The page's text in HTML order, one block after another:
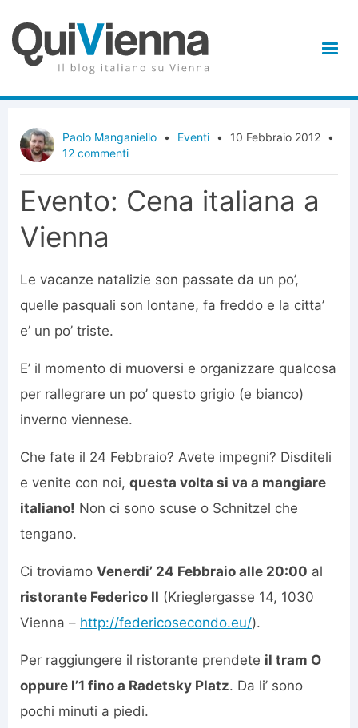
Paolo Manganiello • Eventi • 10 Febbraio 2012 •
12 commenti
Evento: Cena italiana a
Vienna
Le vacanze natalizie son passate da un po’,
quelle pasquali son lontane, fa freddo e la citta’
e’ un po’ triste.
E’ il momento di muoversi e organizzare qualcosa
per rallegrare un po’ questo grigio (e bianco)
inverno viennese.
Che fate il 24 Febbraio? Avete impegni? Disditeli
e venite con noi, questa volta si va a mangiare
italiano! Non ci sono scuse o Schnitzel che
tengano.
Ci troviamo Venerdi’ 24 Febbraio alle 20:00 al
ristorante Federico II (Krieglergasse 14, 1030
Vienna – http://federicosecondo.eu/).
Per raggiungere il ristorante prendete il tram O
oppure l’1 fino a Radetsky Platz. Da li’ sono
pochi minuti a piedi.